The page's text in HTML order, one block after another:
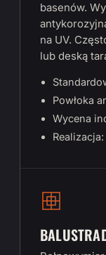
basenów.
na UV.
lub deską
Powłoka
Wycena